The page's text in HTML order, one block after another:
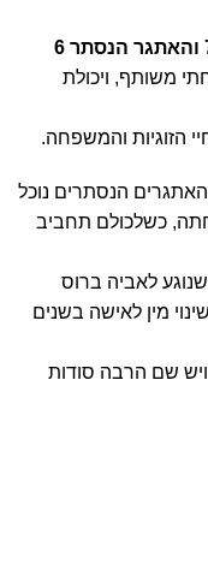
משותף, ויכולת
הזוגיות והמשפחה.
הנסתרים נוכל
כשלכולם תחביב
לאביה ברוס
מין לאישה בשנים
ויש שם הרבה סודות